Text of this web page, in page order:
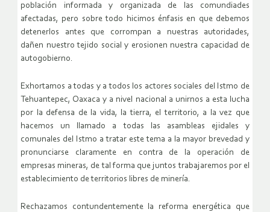
población informada y organizada de las comundiades
afectadas, pero sobre todo hicimos énfasis en que debemos
detenerlos antes que corrompan a nuestras autoridades,
dañen nuestro tejido social y erosionen nuestra capacidad de
autogobierno.
Exhortamos a todas y a todos los actores sociales del Istmo de
Tehuantepec, Oaxaca y a nivel nacional a unirnos a esta lucha
por la defensa de la vida, la tierra, el territorio, a la vez que
hacemos un llamado a todas las asambleas ejidales y
comunales del Istmo a tratar este tema a la mayor brevedad y
pronunciarse claramente en contra de la operación de
empresas mineras, de tal forma que juntos trabajaremos por el
establecimiento de territorios libres de minería.
Rechazamos contundentemente la reforma energética que